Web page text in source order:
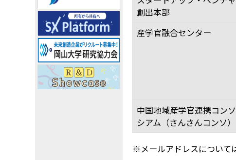
創出本部
産学官融合センター
中国地域産学官連携コン
シアム（さんさんコンソ）
※メールアドレスについて